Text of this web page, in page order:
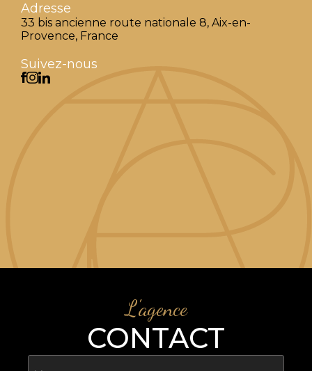
Adresse
33 bis ancienne route nationale 8, Aix-en-
Provence, France
Suivez-nous
L'agence
CONTACT
Nom